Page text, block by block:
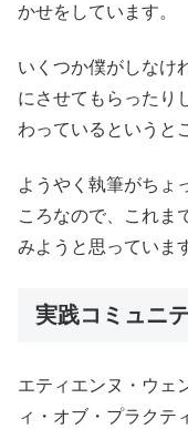
かせをしています。
いくつか僕がしなけ
にさせてもらったり
わっているというと
ようやく執筆がちょ
ころなので、これま
みようと思っていま
実践コミュニ
エティエンヌ・ウェ
ィ・オブ・プラクテ